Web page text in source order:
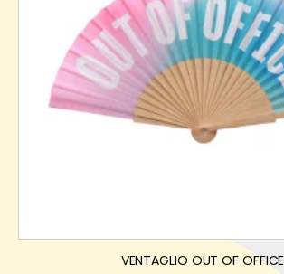
VENTAGLIO OUT OF OFFICE